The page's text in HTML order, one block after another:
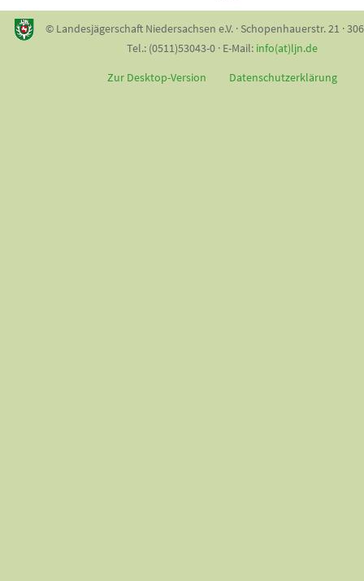
© Landesjägerschaft Niedersachsen e.V. · Schopenhauerstr. 21 ·
Tel.: (0511)53043-0 · E-Mail: info(at)ljn.de
Zur Desktop-Version
Datenschutzerklärung